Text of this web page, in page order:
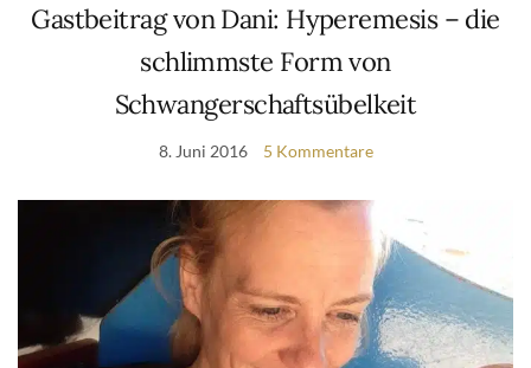
Gastbeitrag von Dani: Hyperemesis – die
schlimmste Form von
Schwangerschaftsübelkeit
8. Juni 2016 5 Kommentare